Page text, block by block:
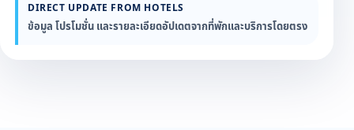
DIRECT UPDATE FROM HOTELS
ข้อมูล โปรโมชั่น และรายละเอียดอัปเดตจากที่พักและบริการโดยตรง